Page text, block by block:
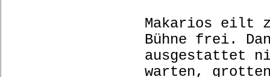
Makarios eilt
Bühne frei.
ausgestattet
warten,